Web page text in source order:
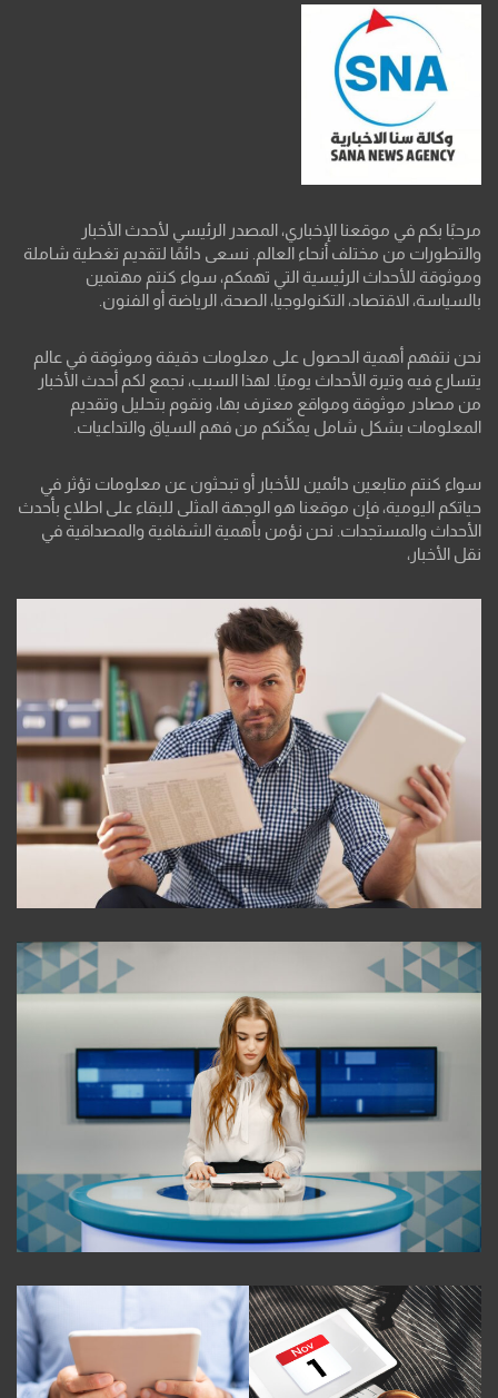
مرحبًا بكم في موقعنا الإخباري، المصدر الرئيسي لأحدث الأخبار
والتطورات من مختلف أنحاء العالم. نسعى دائمًا لتقديم تغطية شاملة
وموثوقة للأحداث الرئيسية التي تهمكم، سواء كنتم مهتمين
بالسياسة، الاقتصاد، التكنولوجيا، الصحة، الرياضة أو الفنون.
نحن نتفهم أهمية الحصول على معلومات دقيقة وموثوقة في عالم
يتسارع فيه وتيرة الأحداث يوميًا. لهذا السبب، نجمع لكم أحدث الأخبار
من مصادر موثوقة ومواقع معترف بها، ونقوم بتحليل وتقديم
المعلومات بشكل شامل يمكّنكم من فهم السياق والتداعيات.
سواء كنتم متابعين دائمين للأخبار أو تبحثون عن معلومات تؤثر في
حياتكم اليومية، فإن موقعنا هو الوجهة المثلى للبقاء على اطلاع بأحدث
الأحداث والمستجدات. نحن نؤمن بأهمية الشفافية والمصداقية في
نقل الأخبار،